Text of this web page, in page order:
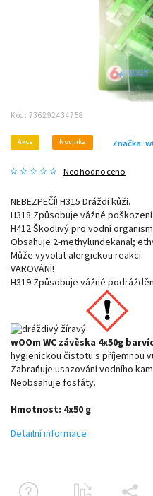
Kód: 736292434758
Akce Novinka
Neohodnoceno
Značka:
NEBEZPEČÍ! H315 Dráždí kůži.
H318 Způsobuje vážné
H412 Škodlivý pro vodní
Obsahuje 2-methylundekanal;
Může vyvolat alergickou reakci.
VAROVÁNÍ!
H319 Způsobuje vážné
wOOm WC závěska 4x50g
hygienickou čistotu s příjemnou
Zabraňuje usazování vodního
Neobsahuje fosfáty.
Hmotnost: 4x50 g
Detailní informace